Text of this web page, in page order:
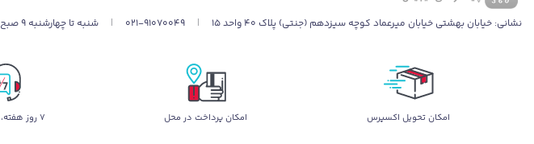
نشانی: خیابان بهشتی خیابان میرعماد کوچه سیزدهم (جنتی) پلاک ۴۰ واحد ۱۵ |
021-91070049
| شنبه تا چهارشنبه 9 صبح الی 18 عصر پنجشنبه 9 الی 14
اﻣﮑﺎن ﺗﺤﻮﯾﻞ اﮐﺴﭙﺮس امکان پرداخت در محل ۷ روز ﻫﻔﺘﻪ، ۲۴ ﺳﺎﻋﺘﻪ